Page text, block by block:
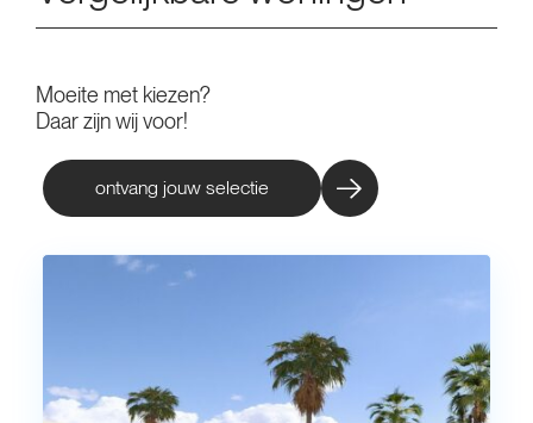
Moeite met kiezen?
Daar zijn wij voor!
ontvang jouw selectie